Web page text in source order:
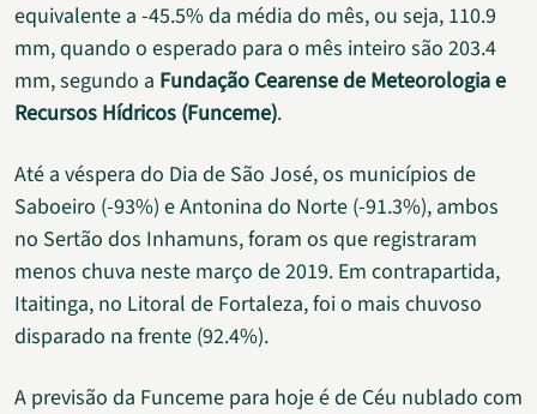
equivalente a -45.5% da média do mês, ou seja, 110.9
mm, quando o esperado para o mês inteiro são 203.4
mm, segundo a Fundação Cearense de Meteorologia e
Recursos Hídricos (Funceme).
Até a véspera do Dia de São José, os municípios de
Saboeiro (-93%) e Antonina do Norte (-91.3%), ambos
no Sertão dos Inhamuns, foram os que registraram
menos chuva neste março de 2019. Em contrapartida,
Itaitinga, no Litoral de Fortaleza, foi o mais chuvoso
disparado na frente (92.4%).
A previsão da Funceme para hoje é de Céu nublado com